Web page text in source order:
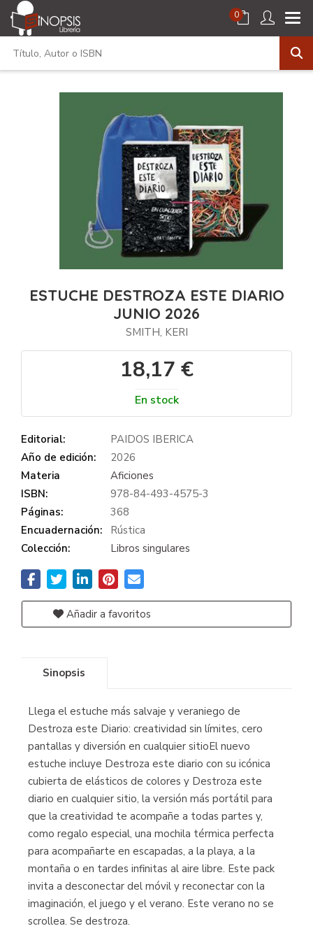
0
ESTUCHE DESTROZA ESTE DIARIO
JUNIO 2026
SMITH, KERI
18,17 €
En stock
Editorial:
PAIDOS IBERICA
Año de edición:
2026
Materia
Aficiones
ISBN:
978-84-493-4575-3
Páginas:
368
Encuadernación:
Rústica
Colección:
Libros singulares
Añadir a favoritos
Sinopsis
Llega el estuche más salvaje y veraniego de
Destroza este Diario: creatividad sin límites, cero
pantallas y diversión en cualquier sitioEl nuevo
estuche incluye Destroza este diario con su icónica
cubierta de elásticos de colores y Destroza este
diario en cualquier sitio, la versión más portátil para
que la creatividad te acompañe a todas partes y,
como regalo especial, una mochila térmica perfecta
para acompañarte en escapadas, a la playa, a la
montaña o en tardes infinitas al aire libre. Este pack
invita a desconectar del móvil y reconectar con la
imaginación, el juego y el verano. Este verano no se
scrollea. Se destroza.